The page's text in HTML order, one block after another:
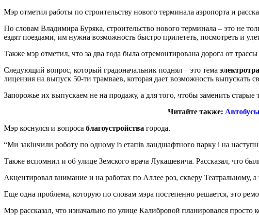
Мэр отметил работы по строительству нового терминала аэропорта и
По словам Владимира Буряка, строительство нового терминала – это не
ездят поездами, им нужна возможность быстро прилететь, посмотреть и
Также мэр отметил, что за два года была отремонтирована дорога от
Следующий вопрос, который градоначальник поднял – это тема
лицензия на выпуск 50-ти трамваев, которая дает возможность выпускать
Запорожье их выпускаем не на продажу, а для того, чтобы заменить старые
Читайте также:
Мэр коснулся и вопроса благоустройства города.
“Ми закінчили роботу по одному із етапів ландшафтного парку і на
Также вспомнил и об улице Земского врача Лукашевича. Рассказал, что
Акцентировал внимание и на работах по Аллее роз, скверу
Еще одна проблема, которую по словам мэра постепенно решается, это
Мэр рассказал, что изначально по улице Калибровой планировался просто